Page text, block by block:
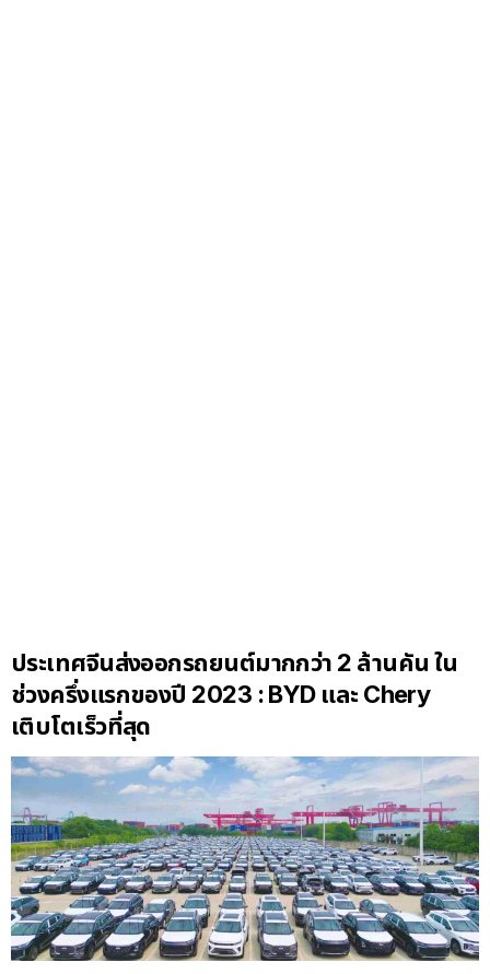
ประเทศจีนส่งออกรถยนต์มากกว่า 2 ล้านคัน ใน
ช่วงครึ่งแรกของปี 2023 : BYD และ Chery
เติบโตเร็วที่สุด